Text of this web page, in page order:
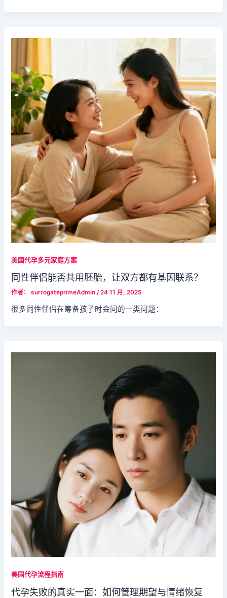
美国代孕多元家庭方案
同性伴侣能否共用胚胎，让双方都有基因联系？
作者： surrogateprimeAdmin/24 11 月, 2025
很多同性伴侣在筹备孩子时会问的一类问题：
美国代孕流程指南
代孕失败的真实一面：如何管理期望与情绪恢复